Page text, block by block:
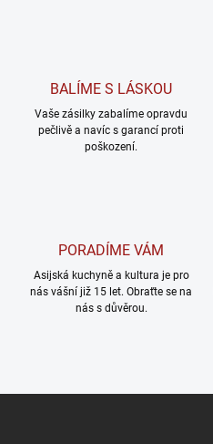
BALÍME S LÁSKOU
Vaše zásilky zabalíme opravdu
pečlivě a navíc s garancí proti
poškození.
PORADÍME VÁM
Asijská kuchyně a kultura je pro
nás vášní již 15 let. Obraťte se na
nás s důvěrou.